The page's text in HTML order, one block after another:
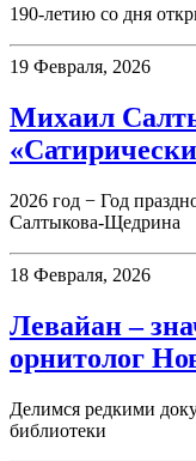
190-летию со дня
19 Февраля, 2026
Михаил
2026 год − Год
Салтыкова-Щедрина
18 Февраля, 2026
Левайан –
орнитолог
Делимся редкими
библиотеки